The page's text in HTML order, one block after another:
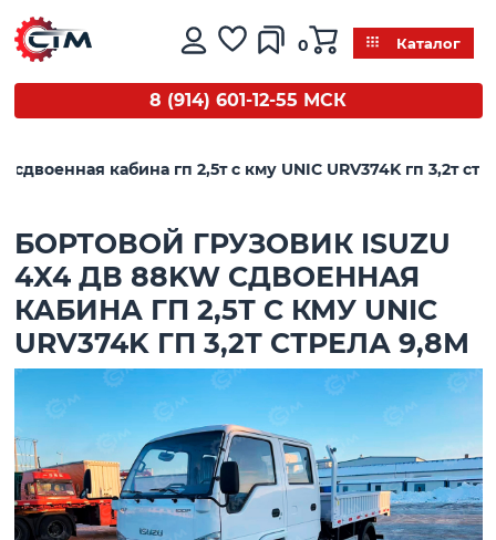
0 Каталог
8 (914) 601-12-55 МСК
кабина гп 2,5т с кму UNIC URV374K гп 3,2т
БОРТОВОЙ ГРУЗОВИК ISUZU
4X4 ДВ 88KW СДВОЕННАЯ
КАБИНА ГП 2,5Т С КМУ UNIC
URV374K ГП 3,2Т СТРЕЛА 9,8М